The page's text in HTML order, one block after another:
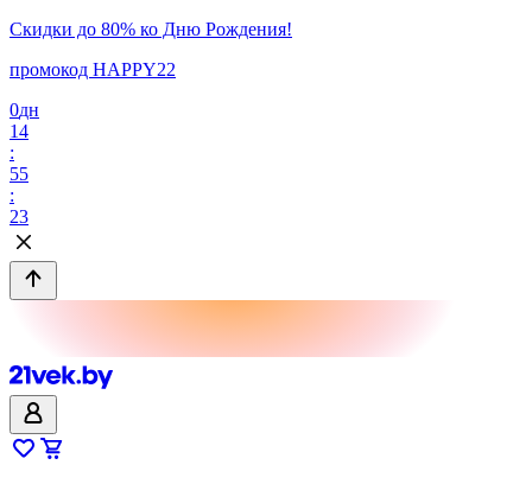
Скидки до 80% ко Дню Рождения!
промокод HAPPY22
0дн
14
:
55
:
23